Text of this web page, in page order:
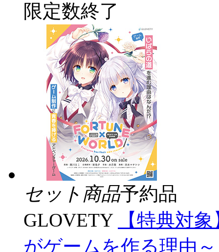
限定数終了
セット商品予約品
GLOVETY
【特典対
がゲームを作る理由